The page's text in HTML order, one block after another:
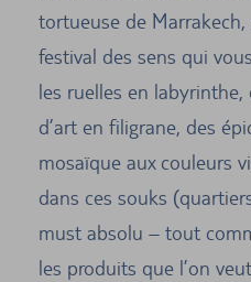
tortueuse de Marrakech,
festival des sens qui
les ruelles en
d’art en filigrane, des
mosaïque aux couleurs
dans ces souks
must absolu – tout
les produits que l’on